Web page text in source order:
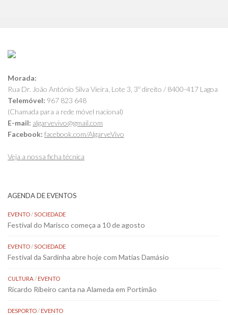
Morada:
Rua Dr. João António Silva Vieira, Lote 3, 3º direito / 8400-417 Lagoa
Telemóvel: 967 823 648
(Chamada para a rede móvel nacional)
E-mail: algarvevivo@gmail.com
Facebook: facebook.com/AlgarveVivo
Veja a nossa ficha técnica
AGENDA DE EVENTOS
EVENTO/SOCIEDADE
Festival do Marisco começa a 10 de agosto
EVENTO/SOCIEDADE
Festival da Sardinha abre hoje com Matias Damásio
CULTURA/EVENTO
Ricardo Ribeiro canta na Alameda em Portimão
DESPORTO/EVENTO